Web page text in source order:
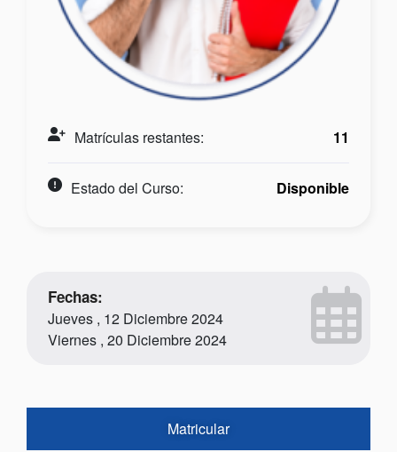
Matrículas restantes: 11
Estado del Curso: Disponible
Fechas:
Jueves , 12 Diciembre 2024
Viernes , 20 Diciembre 2024
Matricular